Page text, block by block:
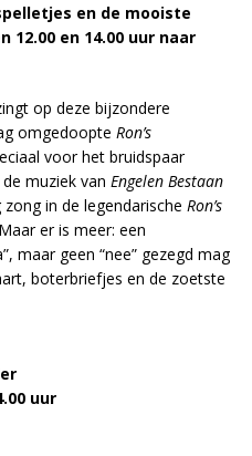
en de mooiste
en 14.00 uur naar
op deze bijzondere
omgedoopte Ron’s
voor het bruidspaar
muziek van Engelen Bestaan
in de legendarische Ron’s
er is meer: een
maar geen “nee” gezegd mag
boterbriefjes en de zoetste
uur